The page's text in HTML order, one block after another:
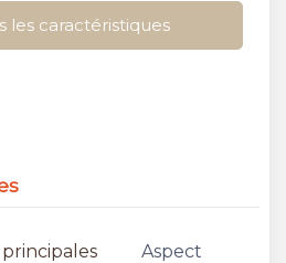
les caractéristiques
Aspect